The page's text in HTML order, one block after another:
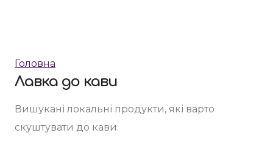
Головна
Лавка до кави
Вишукані локальні продукти, які варто
скуштувати до кави.